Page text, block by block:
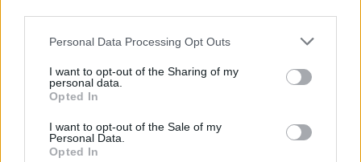
Please note that this website/app uses one or more Google
not limited to your visit or usage behaviour. You may click to
grant or deny consent to Google and its third-party tags to
use your data for below specified purposes in below Google
consent section.
Personal Data Processing Opt Outs
I want to opt-out of the Sharing of my
personal data.
Opted In
I want to opt-out of the Sale of my
Personal Data.
Opted In
Cadena perpetua para ex oficial de LAPD por robo cripto a
adolescente
Diego Martín · 6 Ago 2026
CRIPTOMONEDAS